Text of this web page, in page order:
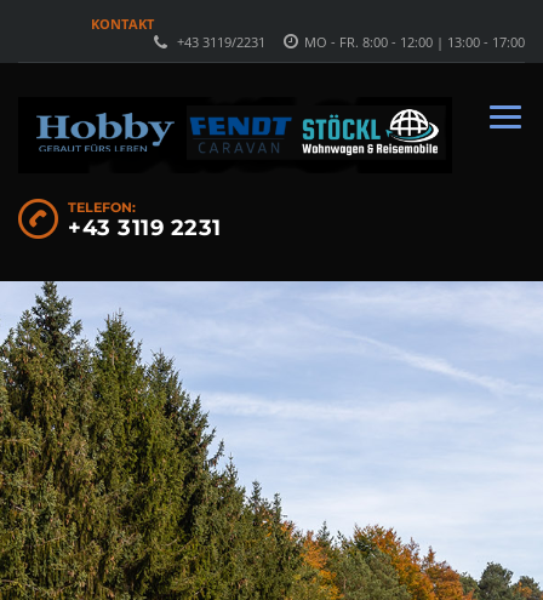
KONTAKT
MO - FR. 8:00 - 12:00 | 13:00 - 17:00
+43 3119/2231
TELEFON:
+43 3119 2231